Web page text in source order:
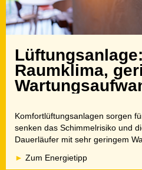
Raumklima,
Komfortlüftungsanlagen sorgen
senken das Schimmelrisiko und
Dauerläufer mit sehr geringem
Zum Energietipp